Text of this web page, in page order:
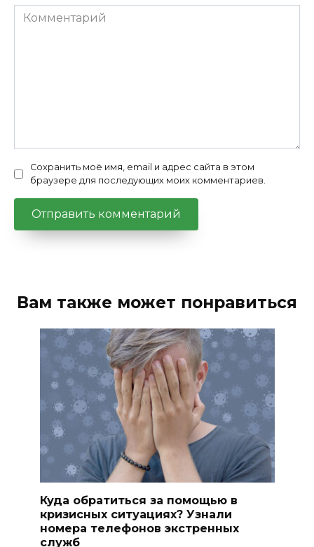
Комментарий
Сохранить моё имя, email и адрес сайта в этом
браузере для последующих моих комментариев.
Вам также может понравиться
Куда обратиться за помощью в
кризисных ситуациях? Узнали
номера телефонов экстренных
служб